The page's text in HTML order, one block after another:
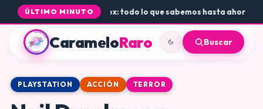
ÚLTIMO MINUTO
Core a PS5 y Xbox: todo lo que sabemos hasta ahora•Dónde
CarameloRaro Buscar
PLAYSTATION ACCIÓN TERROR